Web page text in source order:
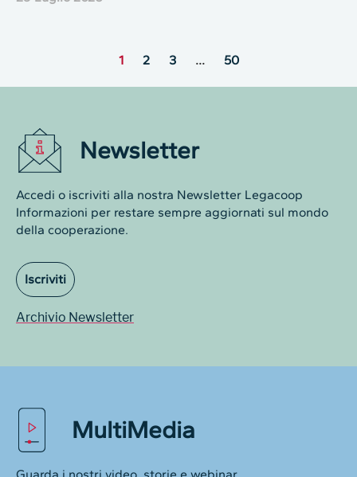
1 2 3 … 50
Newsletter
Accedi o iscriviti alla nostra Newsletter Legacoop
Informazioni per restare sempre aggiornati sul mondo
della cooperazione.
Iscriviti
Archivio Newsletter
MultiMedia